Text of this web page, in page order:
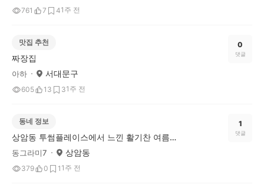
761 7 41주 전
맛집 추천
짜장집
아하 서대문구
605 13 31주 전
0
댓글
동네 정보
상암동 투썸플레이스에서 느낀 활기찬 여름 카페 후기
동그라미7 상암동
379 0 1 1주 전
1
댓글